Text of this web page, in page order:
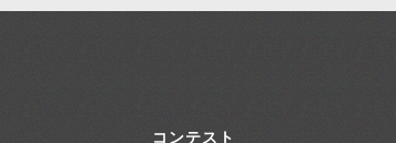
コンテスト